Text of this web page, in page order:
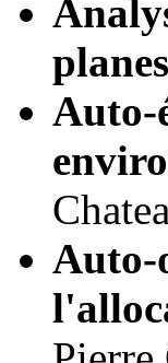
Auto-
Auto-